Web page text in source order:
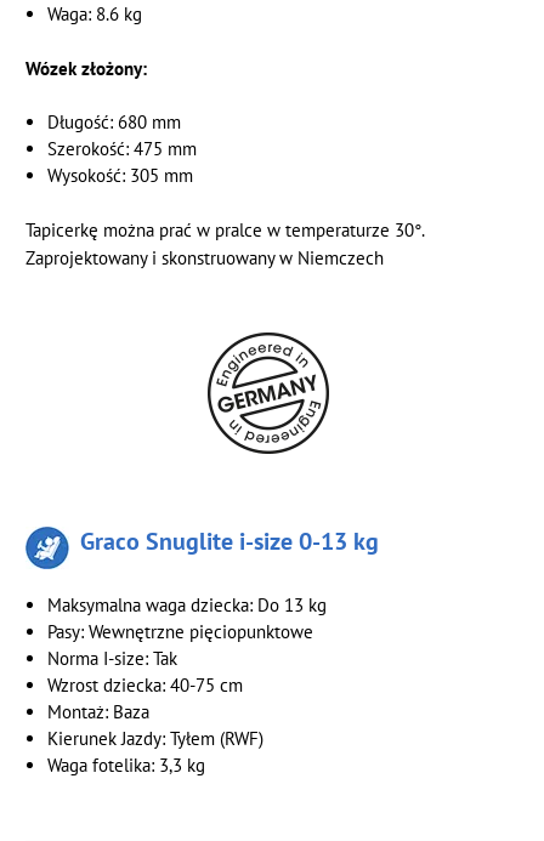
Waga: 8.6 kg
Wózek złożony:
Długość: 680 mm
Szerokość: 475 mm
Wysokość: 305 mm
Tapicerkę można prać w pralce w temperaturze 30°.
Zaprojektowany i skonstruowany w Niemczech
Graco Snuglite i-size 0-13 kg
Maksymalna waga dziecka: Do 13 kg
Pasy: Wewnętrzne pięciopunktowe
Norma I-size: Tak
Wzrost dziecka: 40-75 cm
Montaż: Baza
Kierunek Jazdy: Tyłem (RWF)
Waga fotelika: 3,3 kg